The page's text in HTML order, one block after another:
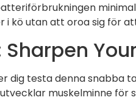
i kö utan att oroa sig för
Sharpen
dig testa denna snabba
muskelminne för